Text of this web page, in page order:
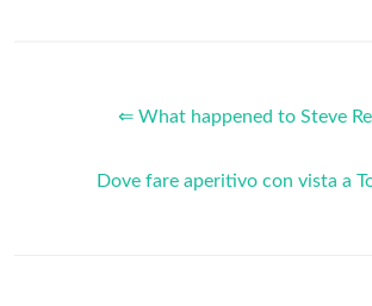
⇐ What happened to Steve
Dove fare aperitivo con vista a